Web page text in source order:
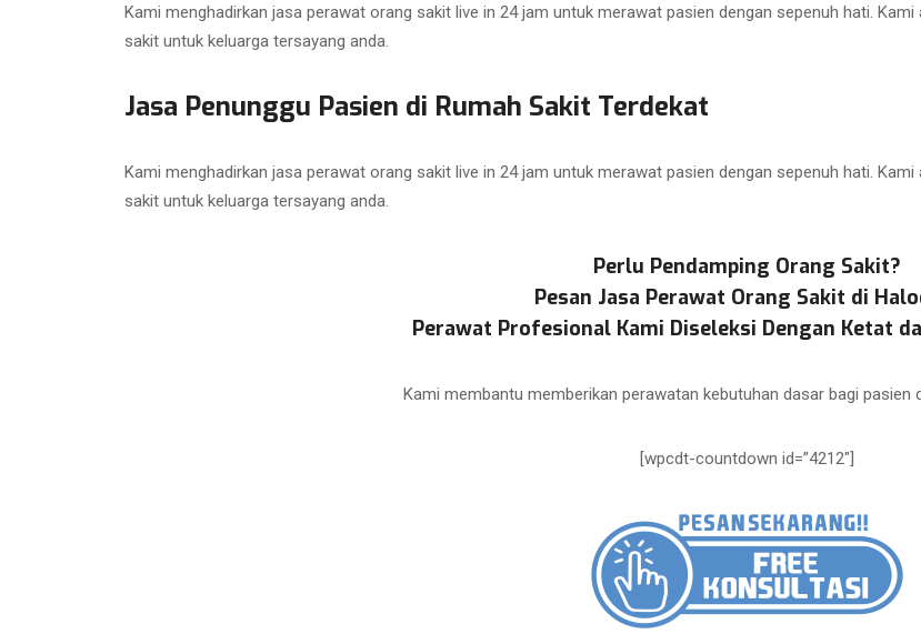
Kami menghadirkan jasa perawat orang sakit live in 24 jam untuk merawat pasien dengan sepenuh hati.
sakit untuk keluarga tersayang anda.
Jasa Penunggu Pasien di Rumah Sakit Terdekat
Kami menghadirkan jasa perawat orang sakit live in 24 jam untuk merawat pasien dengan sepenuh hati.
sakit untuk keluarga tersayang anda.
Perlu Pendamping Orang Sakit?
Pesan Jasa Perawat Orang Sakit di
Perawat Profesional Kami Diseleksi Dengan Ketat
Kami membantu memberikan perawatan kebutuhan dasar bagi pasien
[wpcdt-countdown id=”4212″]